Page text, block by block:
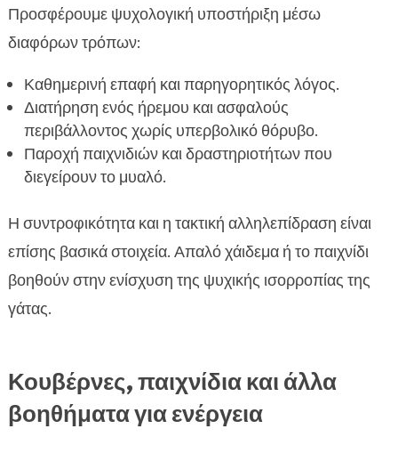
Προσφέρουμε ψυχολογική υποστήριξη μέσω
διαφόρων τρόπων:
Καθημερινή επαφή και παρηγορητικός λόγος.
Διατήρηση ενός ήρεμου και ασφαλούς
περιβάλλοντος χωρίς υπερβολικό θόρυβο.
Παροχή παιχνιδιών και δραστηριοτήτων που
διεγείρουν το μυαλό.
Η συντροφικότητα και η τακτική αλληλεπίδραση είναι
επίσης βασικά στοιχεία. Απαλό χάιδεμα ή το παιχνίδι
βοηθούν στην ενίσχυση της ψυχικής ισορροπίας της
γάτας.
Κουβέρνες, παιχνίδια και άλλα
βοηθήματα για ενέργεια